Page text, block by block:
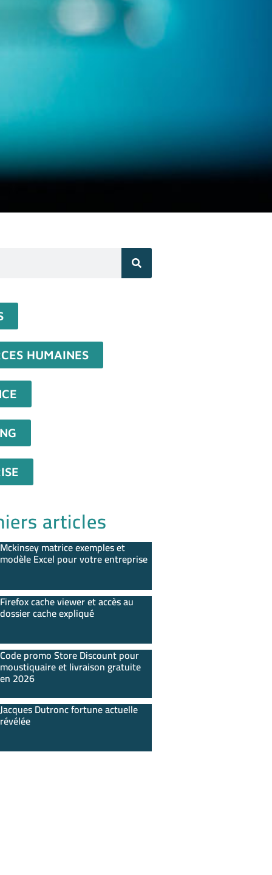
HUMAINES
articles
Mckinsey matrice exemples et
modèle Excel pour votre entreprise
Firefox cache viewer et accès au
dossier cache expliqué
Code promo Store Discount pour
moustiquaire et livraison gratuite
en 2026
Jacques Dutronc fortune actuelle
révélée